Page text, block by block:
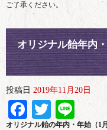
ご了承ください。
オリジナル飴年内
投稿日 2019年11月20日
Facebook
Twitter
オリジナル飴の年内・年始（1